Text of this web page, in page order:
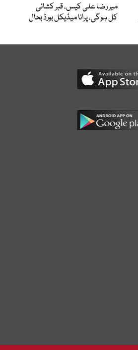
میر رضا علی کیس، قبر کشائی
کل ہوگی، پرانا میڈیکل بورڈ بحال